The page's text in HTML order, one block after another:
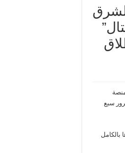
منصة
سبع
واستثمارها بالكامل